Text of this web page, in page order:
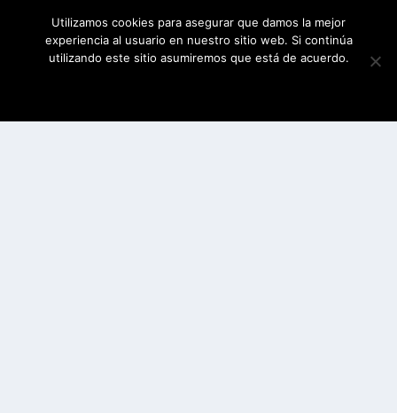
Utilizamos cookies para asegurar que damos la mejor
experiencia al usuario en nuestro sitio web. Si continúa
utilizando este sitio asumiremos que está de acuerdo.